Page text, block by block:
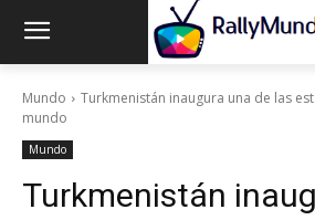
Mundo
Turkmenistán inaugura una de las
mundo
Mundo
Turkmenistán